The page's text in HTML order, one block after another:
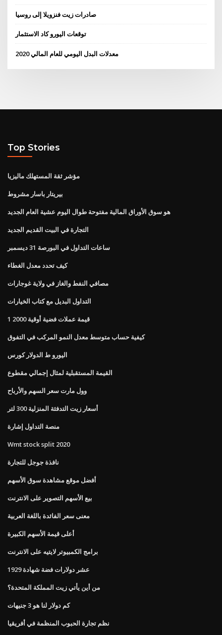
صادرات زيت فنزويلا إلى روسيا
توقعات اليورو كاد الاستثمار
معدلات البدل اليومي للعام المالي 2020
Top Stories
مؤشر ثقة المستهلك ماليزيا
بيريتار باسار مشروط
هو سوق الأوراق المالية مفتوحة طوال اليوم عشية العام الجديد
التجارة في البيت القديم الجديد
ساعات التداول في البورصة 31 ديسمبر
كيف تحدد معدل الغطاء
مصافي النفط والغاز في ولاية غوجارات
التداول البديل مع كتاب الخيارات
1 قيمة عملات فضية أوقية 2000
كيفية حساب متوسط ​​معدل النمو المركب في التفوق
اليورو ط الدولار كورس
القيمة المستقبلية لمثال إجمالي مقطوع
وول مارت سعر السهم والأرباح
أسعار زيت التدفئة المنزلية 300 لتر
منصة التداول إشارة
Wmt stock split 2020
نافذة جوجل للتجارة
أفضل موقع مشاهدة سوق الأسهم
بيع الأسهم التصوير على الانترنت
معنى سعر الفائدة باللغة العربية
أعلى قيمة الأسهم الكبيرة
برامج الكمبيوتر لايتيه على الانترنت
عشر دولارات فضة شهادة 1929
من أين يأتي زيت المملكة المتحدة؟
كم دولار لنا هو 3 جنيهات
نظم تجارة الحبوب المنظمة في أفريقيا